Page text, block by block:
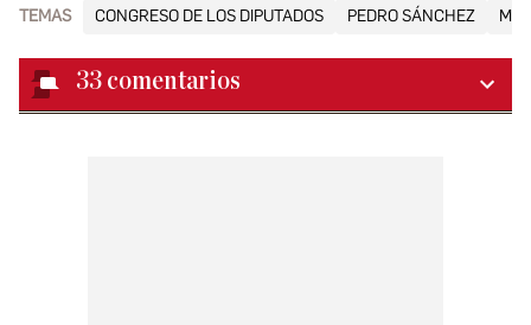
TEMAS CONGRESO DE LOS DIPUTADOS PEDRO SÁNCHEZ
33 comentarios